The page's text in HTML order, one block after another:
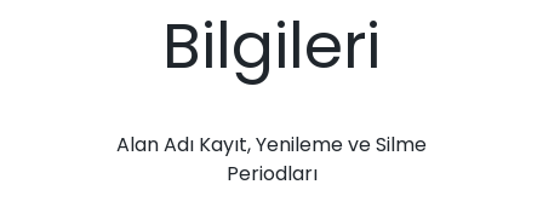
Bilgileri
Alan Adı Kayıt, Yenileme ve Silme
Periodları